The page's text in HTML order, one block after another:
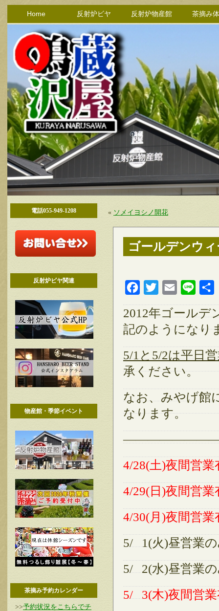
Home 反射炉ビヤ 反射炉物産館 茶摘み
電話055-949-1208
反射炉ビヤ関連
物産館・季節イベント
茶摘み予約カレンダー
>>予約状況をこちらでチ
« ソメイヨシノ開花
ゴールデンウ
FacebookTwitter Email Line
2012年ゴールデ
記のようになり
5/1と5/2は平日
承ください。
なお、みやげ館
なります。
4/28(土)夜間営
4/29(日)夜間営
4/30(月)夜間営
5/ 1(火)昼営業
5/ 2(水)昼営業
5/ 3(木)夜間営